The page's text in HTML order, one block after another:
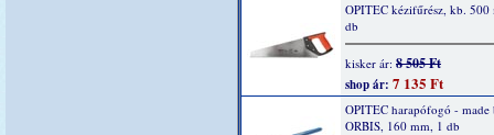
OPITEC kézifűrész, kb. 500
db
kisker ár: 8 505 Ft
shop ár: 7 135 Ft
OPITEC harapófogó - made
ORBIS, 160 mm, 1 db